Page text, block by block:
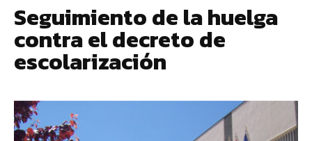
Seguimiento de la huelga
contra el decreto de
escolarización